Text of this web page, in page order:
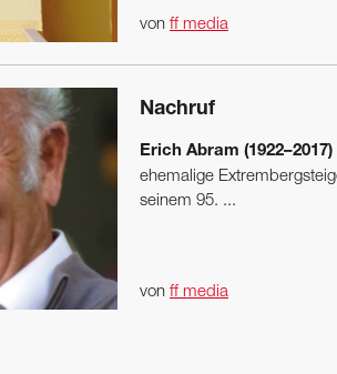
von ff media
Nachruf
Erich Abram (1922–2017)
ehemalige
seinem 95. ...
von ff media